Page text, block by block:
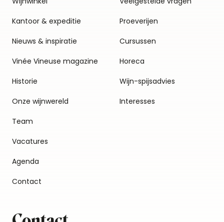
Kantoor & expeditie
Nieuws & inspiratie
Vinée Vineuse magazine
Historie
Onze wijnwereld
Team
Vacatures
Agenda
Contact
Proeverijen
Cursussen
Horeca
Wijn-spijsadvies
Interesses